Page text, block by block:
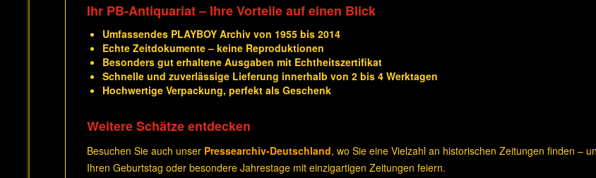
Ihr PB-Antiquariat – Ihre Vorteile auf einen Blick
Umfassendes PLAYBOY Archiv von 1955 bis 2014
Echte Zeitdokumente – keine Reproduktionen
Besonders gut erhaltene Ausgaben mit Echtheitszertifikat
Schnelle und zuverlässige Lieferung innerhalb von 2 bis 4 Werktagen
Hochwertige Verpackung, perfekt als Geschenk
Weitere Schätze entdecken
Besuchen Sie auch unser Pressearchiv-Deutschland, wo Sie eine Vielzahl an historischen Zeitungen finden –
Ihren Geburtstag oder besondere Jahrestage mit einzigartigen Zeitungen feiern.